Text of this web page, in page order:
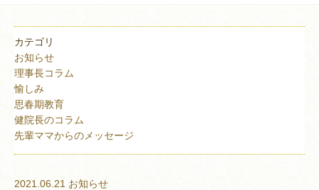
カテゴリ
お知らせ
理事長コラム
愉しみ
思春期教育
健院長のコラム
先輩ママからのメッセージ
2021.06.21 お知らせ